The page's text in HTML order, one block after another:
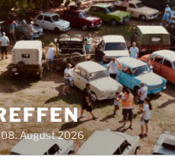
08. August 2026